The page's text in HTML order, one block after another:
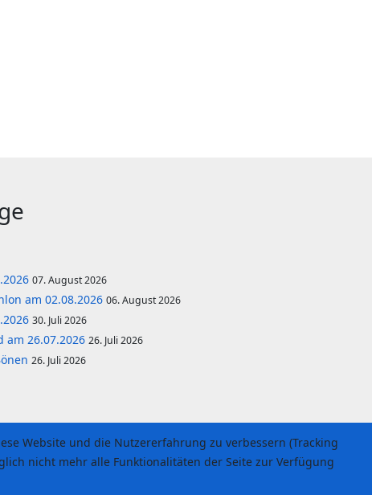
07. August 2026
am 02.08.2026 06. August 2026
30. Juli 2026
am 26.07.2026 26. Juli 2026
26. Juli 2026
Website und die Nutzererfahrung zu verbessern (Tracking
nicht mehr alle Funktionalitäten der Seite zur Verfügung